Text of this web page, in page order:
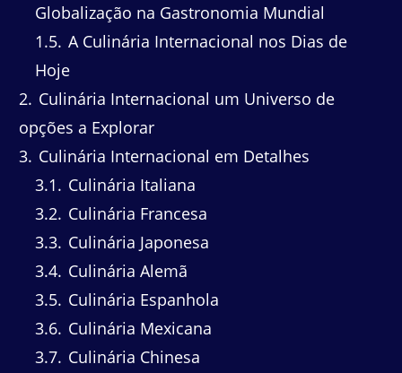
Globalização na Gastronomia Mundial
1.5 A Culinária Internacional nos Dias de
Hoje
2 Culinária Internacional um Universo de
opções a Explorar
3 Culinária Internacional em Detalhes
3.1
Culinária Italiana
3.2 Culinária Francesa
3.3 Culinária Japonesa
3.4 Culinária Alemã
3.5 Culinária Espanhola
3.6 Culinária Mexicana
3.7 Culinária Chinesa